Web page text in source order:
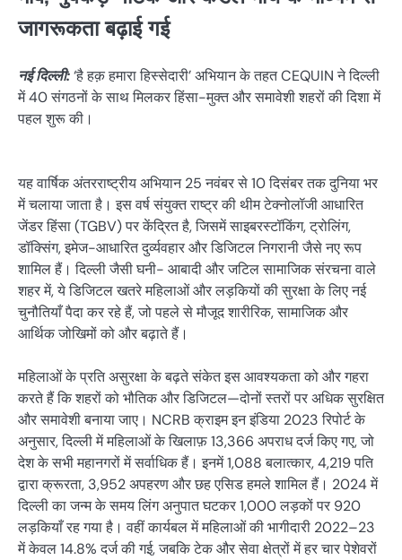
जागरूकता बढ़ाई गई
नई दिल्ली:‘है हक़ हमारा हिस्सेदारी’ अभियान के तहत CEQUIN ने दिल्ली
में 40 संगठनों के साथ मिलकर हिंसा-मुक्त और समावेशी शहरों की दिशा में
पहल शुरू की।
यह वार्षिक अंतरराष्ट्रीय अभियान 25 नवंबर से 10 दिसंबर तक दुनिया भर
में चलाया जाता है। इस वर्ष संयुक्त राष्ट्र की थीम टेक्नोलॉजी आधारित
जेंडर हिंसा (TGBV) पर केंद्रित है, जिसमें साइबरस्टॉकिंग, ट्रोलिंग,
डॉक्‍सिंग, इमेज-आधारित दुर्व्यवहार और डिजिटल निगरानी जैसे नए रूप
शामिल हैं। दिल्ली जैसी घनी- आबादी और जटिल सामाजिक संरचना वाले
शहर में, ये डिजिटल खतरे महिलाओं और लड़कियों की सुरक्षा के लिए नई
चुनौतियाँ पैदा कर रहे हैं, जो पहले से मौजूद शारीरिक, सामाजिक और
आर्थिक जोखिमों को और बढ़ाते हैं।
महिलाओं के प्रति असुरक्षा के बढ़ते संकेत इस आवश्यकता को और गहरा
करते हैं कि शहरों को भौतिक और डिजिटल—दोनों स्तरों पर अधिक सुरक्षित
और समावेशी बनाया जाए। NCRB क्राइम इन इंडिया 2023 रिपोर्ट के
अनुसार, दिल्ली में महिलाओं के खिलाफ़ 13,366 अपराध दर्ज किए गए, जो
देश के सभी महानगरों में सर्वाधिक हैं। इनमें 1,088 बलात्कार, 4,219 पति
द्वारा क्रूरता, 3,952 अपहरण और छह एसिड हमले शामिल हैं। 2024 में
दिल्ली का जन्म के समय लिंग अनुपात घटकर 1,000 लड़कों पर 920
लड़कियाँ रह गया है। वहीं कार्यबल में महिलाओं की भागीदारी 2022–23
में केवल 14.8% दर्ज की गई, जबकि टेक और सेवा क्षेत्रों में हर चार पेशेवरों